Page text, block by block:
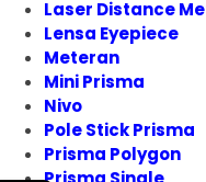
Laser Distance
Lensa Eyepiece
Meteran
Mini Prisma
Nivo
Pole Stick Prisma
Prisma Polygon